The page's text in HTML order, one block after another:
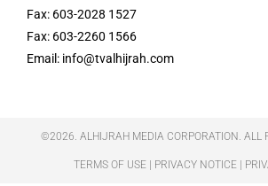
Fax: 603-2028 1527
Fax: 603-2260 1566
Email: info@tvalhijrah.com
©2026. ALHIJRAH MEDIA CORPORATION. ALL
TERMS OF USE | PRIVACY NOTICE |